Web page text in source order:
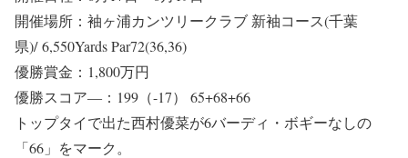
開催場所：袖ヶ浦カンツリークラブ 新袖コース(千葉
県)/ 6,550Yards Par72(36,36)
優勝賞金：1,800万円
優勝スコア―：199（-17） 65+68+66
トップタイで出た西村優菜が6バーディ・ボギーなしの
「66」をマーク。